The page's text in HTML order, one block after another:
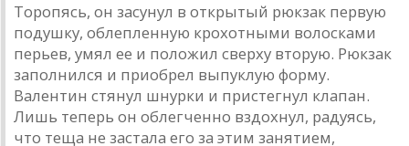
Торопясь, он засунул в открытый рюкзак первую
подушку, облепленную крохотными волосками
перьев, умял ее и положил сверху вторую. Рюкзак
заполнился и приобрел выпуклую форму.
Валентин стянул шнурки и пристегнул клапан.
Лишь теперь он облегченно вздохнул, радуясь,
что теща не застала его за этим занятием,